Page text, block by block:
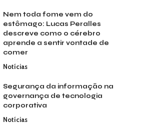
Nem toda fome vem do
estômago: Lucas Peralles
descreve como o cérebro
aprende a sentir vontade de
comer
Notícias
Segurança da informação na
governança de tecnologia
corporativa
Notícias